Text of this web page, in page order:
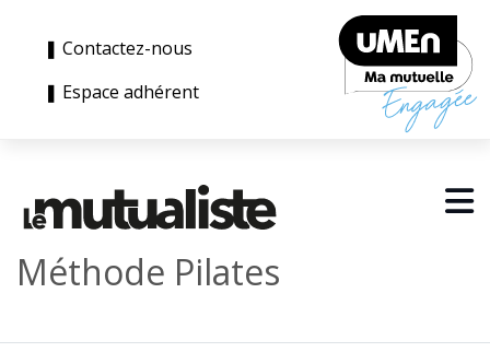
❚ Contactez-nous
❚ Espace adhérent
Méthode Pilates